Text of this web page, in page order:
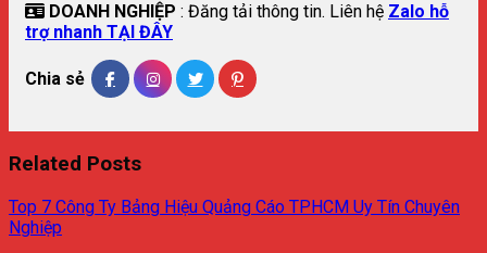
DOANH NGHIỆP : Đăng tải thông tin. Liên hệ Zalo hỗ
trợ nhanh TẠI ĐÂY
Chia sẻ
Related Posts
Top 7 Công Ty Bảng Hiệu Quảng Cáo TPHCM Uy Tín Chuyên
Nghiệp